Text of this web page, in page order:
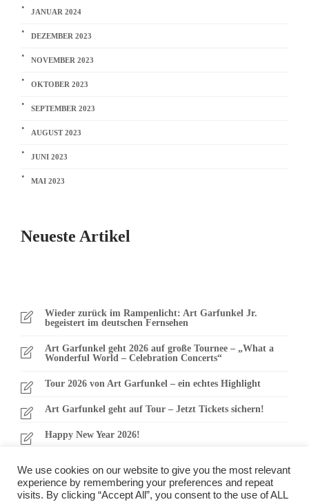
JANUAR 2024
DEZEMBER 2023
NOVEMBER 2023
OKTOBER 2023
SEPTEMBER 2023
AUGUST 2023
JUNI 2023
MAI 2023
Neueste Artikel
Wieder zurück im Rampenlicht: Art Garfunkel Jr.
begeistert im deutschen Fernsehen
Art Garfunkel geht 2026 auf große Tournee – „What a
Wonderful World – Celebration Concerts“
Tour 2026 von Art Garfunkel – ein echtes Highlight
Art Garfunkel geht auf Tour – Jetzt Tickets sichern!
Happy New Year 2026!
We use cookies on our website to give you the most relevant
experience by remembering your preferences and repeat
visits. By clicking “Accept All”, you consent to the use of ALL